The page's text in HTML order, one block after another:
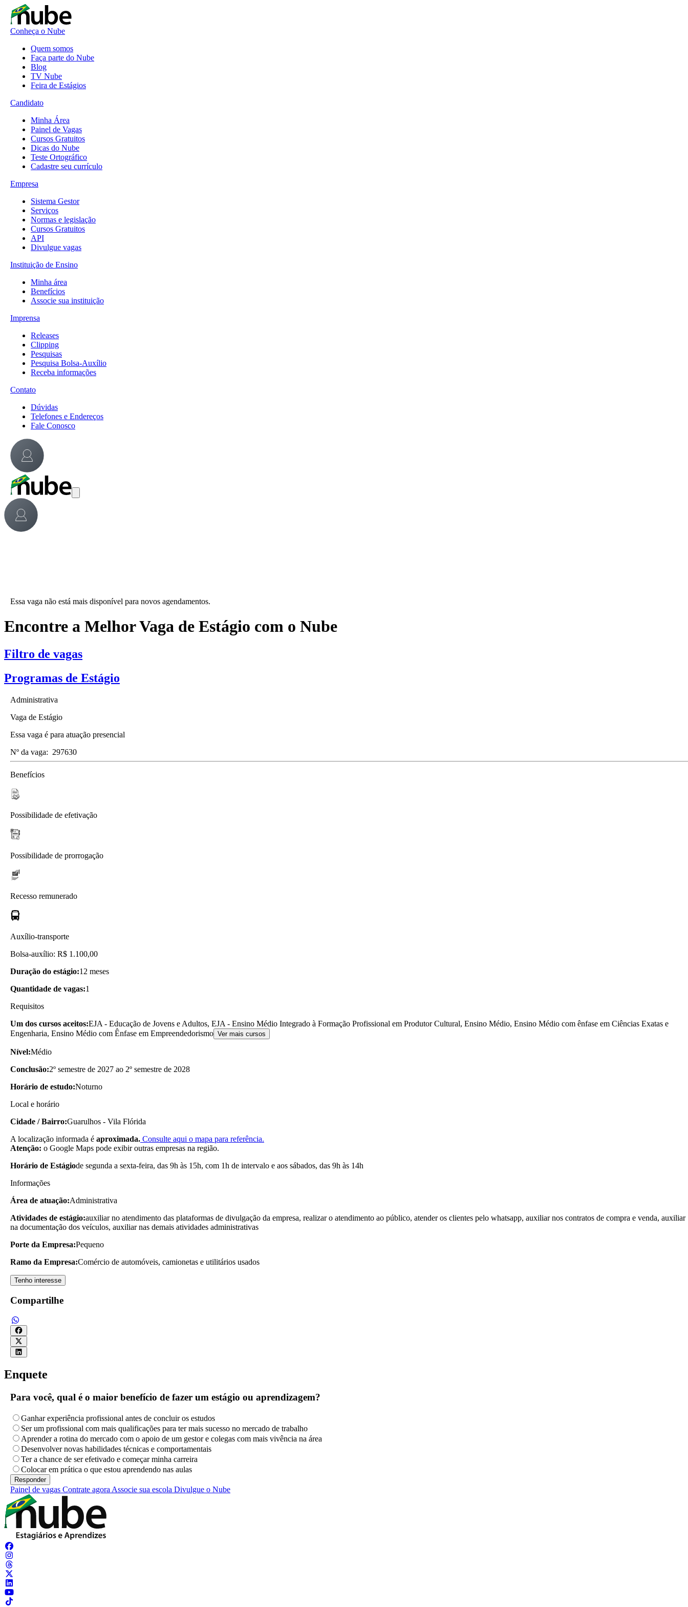
Conheça o Nube
Quem somos
Faça parte do Nube
Blog
TV Nube
Feira de Estágios
Candidato
Minha Área
Painel de Vagas
Cursos Gratuitos
Dicas do Nube
Teste Ortográfico
Cadastre seu currículo
Empresa
Sistema Gestor
Serviços
Normas e legislação
Cursos Gratuitos
API
Divulgue vagas
Instituição de Ensino
Minha área
Benefícios
Associe sua instituição
Imprensa
Releases
Clipping
Pesquisas
Pesquisa Bolsa-Auxílio
Receba informações
Contato
Dúvidas
Telefones e Endereços
Fale Conosco
Essa vaga não está mais disponível para novos agendamentos.
Encontre a Melhor Vaga de Estágio com o Nube
Filtro de vagas
Programas de Estágio
Administrativa
Vaga de Estágio
Essa vaga é para atuação presencial
Nº da vaga: 297630
Benefícios
Possibilidade de efetivação
Possibilidade de prorrogação
Recesso remunerado
Auxílio-transporte
Bolsa-auxílio: R$ 1.100,00
Duração do estágio:12 meses
Quantidade de vagas:1
Requisitos
Um dos cursos aceitos:EJA - Educação de Jovens e Adultos, EJA - Ensino Médio Integrado à Formação Profissional em Produtor Cultural, Ensino Médio, Ensino Médio com ênfase em Ciências Exatas e
Engenharia, Ensino Médio com Ênfase em Empreendedorismo Ver mais cursos
Nível:Médio
Conclusão:2º semestre de 2027 ao 2º semestre de 2028
Horário de estudo:Noturno
Local e horário
Cidade / Bairro:Guarulhos - Vila Flórida
A localização informada é aproximada. Consulte aqui o mapa para referência.
Atenção: o Google Maps pode exibir outras empresas na região.
Horário de Estágiode segunda a sexta-feira, das 9h às 15h, com 1h de intervalo e aos sábados, das 9h às 14h
Informações
Área de atuação:Administrativa
Atividades de estágio:auxiliar no atendimento das plataformas de divulgação da empresa, realizar o atendimento ao público, atender os clientes pelo whatsapp, auxiliar nos contratos de compra e venda, auxiliar
na documentação dos veículos, auxiliar nas demais atividades administrativas
Porte da Empresa:Pequeno
Ramo da Empresa:Comércio de automóveis, camionetas e utilitários usados
Tenho interesse
Compartilhe
Enquete
Para você, qual é o maior benefício de fazer um estágio ou aprendizagem?
Ganhar experiência profissional antes de concluir os estudos
Ser um profissional com mais qualificações para ter mais sucesso no mercado de trabalho
Aprender a rotina do mercado com o apoio de um gestor e colegas com mais vivência na área
Desenvolver novas habilidades técnicas e comportamentais
Ter a chance de ser efetivado e começar minha carreira
Colocar em prática o que estou aprendendo nas aulas
Painel de vagas Contrate agora Associe sua escola Divulgue o Nube